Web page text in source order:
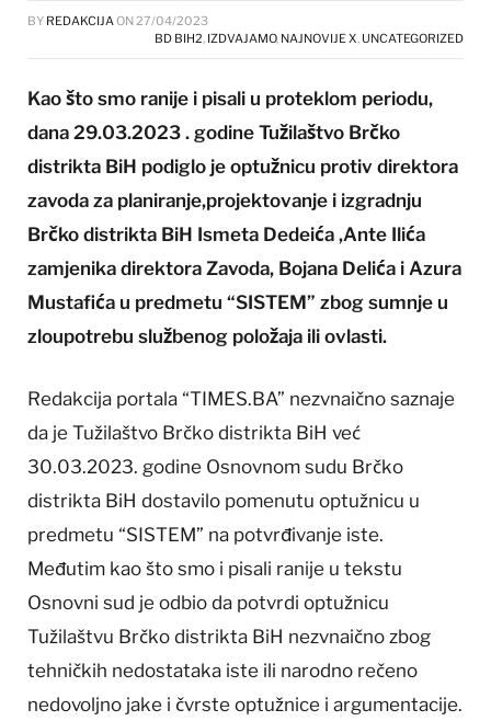
BY REDAKCIJA ON 27/04/2023
BD BIH2 IZDVAJAMO, NAJNOVIJE X UNCATEGORIZED
Kao što smo ranije i pisali u proteklom periodu,
dana 29.03.2023 . godine Tužilaštvo Brčko
distrikta BiH podiglo je optužnicu protiv direktora
zavoda za planiranje,projektovanje i izgradnju
Brčko distrikta BiH Ismeta Dedeića ,Ante Ilića
zamjenika direktora Zavoda, Bojana Delića i Azura
Mustafića u predmetu “SISTEM” zbog sumnje u
zloupotrebu službenog položaja ili ovlasti.
Redakcija portala “TIMES.BA” nezvnaično saznaje
da je Tužilaštvo Brčko distrikta BiH već
30.03.2023. godine Osnovnom sudu Brčko
distrikta BiH dostavilo pomenutu optužnicu u
predmetu “SISTEM” na potvrđivanje iste.
Međutim kao što smo i pisali ranije u tekstu
Osnovni sud je odbio da potvrdi optužnicu
Tužilaštvu Brčko distrikta BiH nezvnaično zbog
tehničkih nedostataka iste ili narodno rečeno
nedovoljno jake i čvrste optužnice i argumentacije.